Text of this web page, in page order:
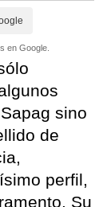
en Google.
sino
de
perfil,
Su